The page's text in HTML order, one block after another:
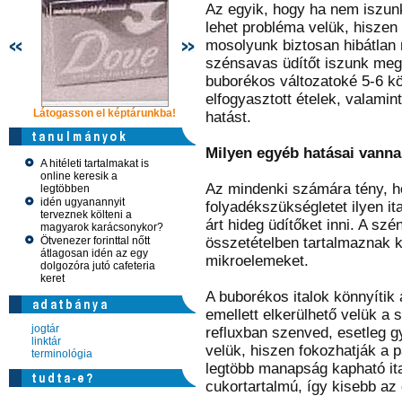
Látogasson el képtárunkba! Látogasson el képtárunkba!
A hitéleti tartalmakat is
online keresik a
legtöbben
idén ugyanannyit
terveznek költeni a
magyarok karácsonykor?
Ötvenezer forinttal nőtt
átlagosan idén az egy
dolgozóra jutó cafeteria
keret
jogtár
linktár
terminológia
Az egyik, hogy ha nem
lehet probléma velük,
mosolyunk biztosan
szénsavas üdítőt iszunk
buborékos változatoké 5-6
elfogyasztott ételek,
hatást.
Milyen egyéb hatásai
Az mindenki számára tény,
folyadékszükségletet ilyen
árt hideg üdítőket inni. A
összetételben tartalmaznak
mikroelemeket.
A buborékos italok
emellett elkerülhető velük a
refluxban szenved, esetleg
velük, hiszen fokozhatják a
legtöbb manapság kapható
cukortartalmú, így kisebb